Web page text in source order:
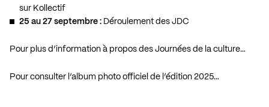
sur Kollectif
25 au 27 septembre : Déroulement des JDC
Pour plus d’information à propos des Journées de la culture…
Pour consulter l’album photo officiel de l’édition 2025…